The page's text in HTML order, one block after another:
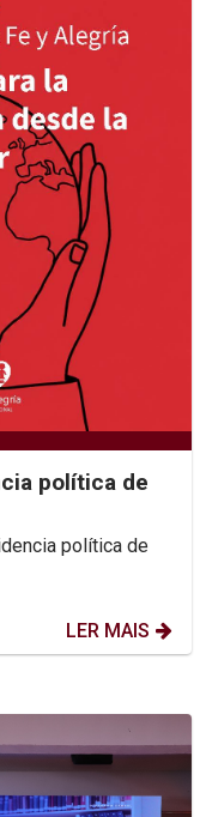
política de
política de
LER MAIS